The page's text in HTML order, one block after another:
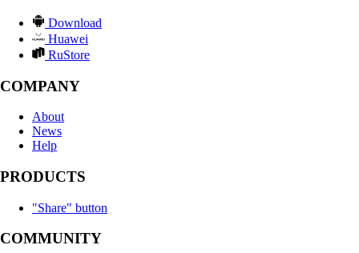
Download
Huawei
RuStore
COMPANY
About
News
Help
PRODUCTS
"Share" button
COMMUNITY